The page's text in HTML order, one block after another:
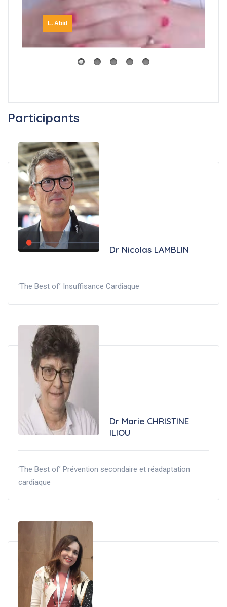
L. Abid
Participants
Dr Nicolas LAMBLIN
‘The Best of’ Insuffisance Cardiaque
Dr Marie CHRISTINE
ILIOU
‘The Best of’ Prévention secondaire et réadaptation
cardiaque